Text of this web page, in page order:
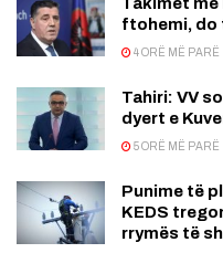
ftohemi, do
4 ORË MË PARË
Tahiri: VV
dyert e
5 ORË MË PARË
Punime të
KEDS
rrymës të